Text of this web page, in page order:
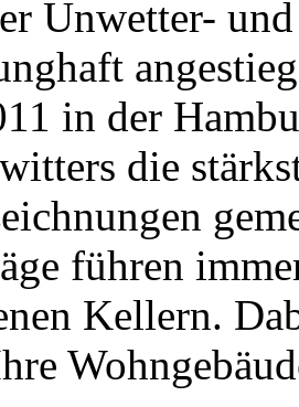
Unwetter-
in der
die
führen
Kellern.